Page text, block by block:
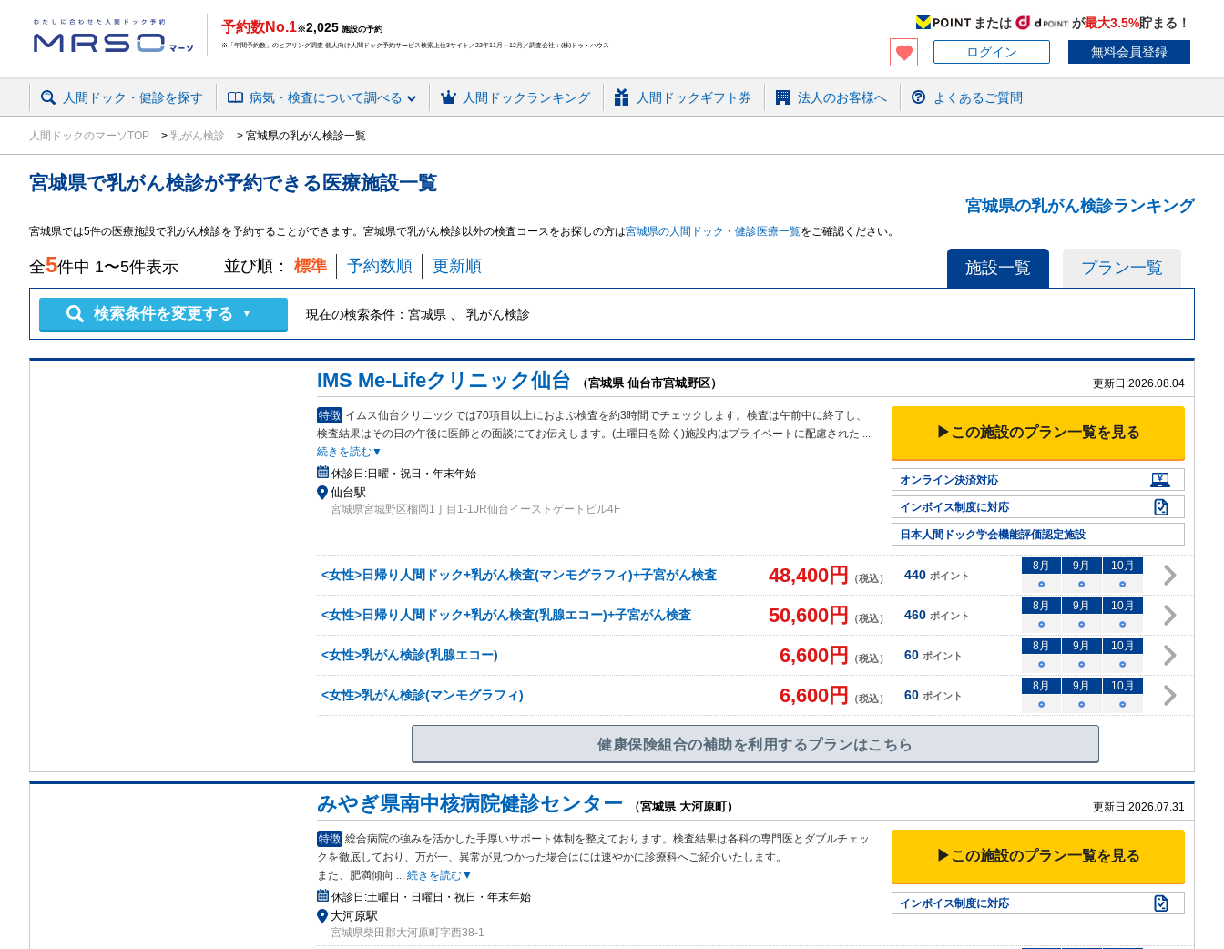
予約数No.1※2,025 施設の予約
※「年間予約数」のヒアリング調査 個人向け人間ドック予約サービス検索上位3サイト／22年11月～12月／調査会社：(株)ドゥ・ハウス
または が最大3.5%貯まる！
ログイン
無料会員登録
人間ドック・健診を探す 病気・検査について調べる 人間ドックランキング 人間ドックギフト券 法人のお客様へ よくあるご質問
人間ドックのマーソTOP 乳がん検診 宮城県の乳がん検診一覧
宮城県で乳がん検診が予約できる 医療施設一覧
宮城県の乳がん検診ランキング
宮城県では5件の医療施設で乳がん検診を予約することができます。 宮城県で乳がん検診以外の検査コースをお探しの方は宮城県の人間ドック・健診医療一覧をご確認ください。
施設一覧 プラン一覧
全5件中 1〜5件表示 並び順： 標準 予約数順 更新順
検索条件を変更する ▼ 現在の検索条件： 宮城県 、 乳がん検診
IMS Me-Lifeクリニック仙台 （宮城県 仙台市宮城野区） 更新日:2026.08.04
特徴 イムス仙台クリニックでは70項目以上におよぶ検査を約3時間でチェックします。検査は午前中に終了し、
検査結果はその日の午後に医師との面談にてお伝えします。(土曜日を除く)施設内はプライベートに配慮された ...
続きを読む▼
休診日:日曜・祝日・年末年始
仙台駅
宮城県宮城野区榴岡1丁目1-1JR仙台イーストゲートビル4F
▶この施設のプラン一覧を見る
オンライン決済対応
インボイス制度に対応
日本人間ドック学会機能評価認定施設
<女性>日帰り人間ドック+乳がん検査(マンモグラフィ)+子宮がん検査 48,400円 （税込） 440 ポイント
8月 9月 10月
○
○ ○
<女性>日帰り人間ドック+乳がん検査(乳腺エコー)+子宮がん検査 50,600円 （税込） 460 ポイント
8月 9月 10月
○
○ ○
<女性>乳がん検診(乳腺エコー) 6,600円 （税込） 60 ポイント
8月 9月 10月
○
○ ○
<女性>乳がん検診(マンモグラフィ) 6,600円 （税込） 60 ポイント
8月 9月 10月
○
○ ○
健康保険組合の補助を利用するプランはこちら
みやぎ県南中核病院健診センター （宮城県 大河原町） 更新日:2026.07.31
特徴 総合病院の強みを活かした手厚いサポート体制を整えております。検査結果は各科の専門医とダブルチェッ
クを徹底しており、万が一、異常が見つかった場合はには速やかに診療科へご紹介いたします。
また、肥満傾向 ... 続きを読む▼
休診日:土曜日・日曜日・祝日・年末年始
大河原駅
宮城県柴田郡大河原町字西38-1
▶この施設のプラン一覧を見る
インボイス制度に対応